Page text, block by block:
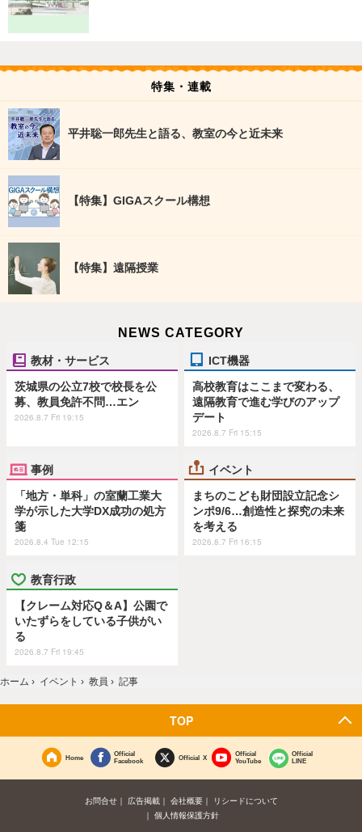
特集・連載
平井聡一郎先生と語る、教室の今と近未来
【特集】GIGAスクール構想
【特集】遠隔授業
NEWS CATEGORY
教材・サービス
茨城県の公立7校で校長を公
募、教員免許不問…エン
2026.8.7 Fri 19:15
ICT機器
高校教育はここまで変わる、
遠隔教育で進む学びのアップ
デート
2026.8.7 Fri 15:15
事例
「地方・単科」の室蘭工業大
学が示した大学DX成功の処方
箋
2026.8.4 Tue 12:15
イベント
まちのこども財団設立記念シ
ンポ9/6…創造性と探究の未来
を考える
2026.8.7 Fri 16:15
教育行政
【クレーム対応Q＆A】公園で
いたずらをしている子供がい
る
2026.8.7 Fri 19:45
ホーム › イベント › 教員 › 記事
TOP
Home
Official
Facebook
Official X
Official
YouTube
Official
LINE
お問合せ 広告掲載 会社概要
リシードについて
個人情報保護方針